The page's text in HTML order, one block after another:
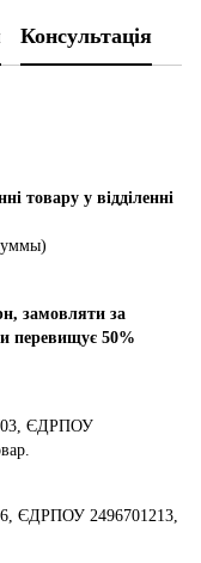
Консультація
товару у відділенні
замовляти за
перевищує 50%
ЄДРПОУ
ЄДРПОУ 2496701213,